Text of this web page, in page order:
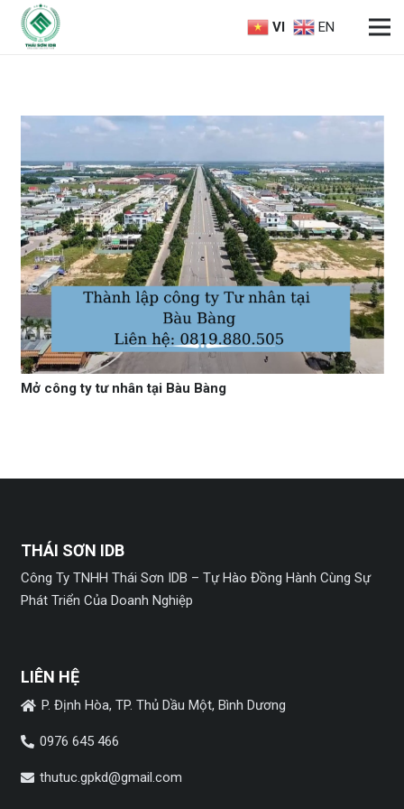
VI EN
Mở công ty tư nhân tại Bàu Bàng
THÁI SƠN IDB
Công Ty TNHH Thái Sơn IDB – Tự Hào Đồng Hành Cùng Sự
Phát Triển Của Doanh Nghiệp
LIÊN HỆ
P. Định Hòa, TP. Thủ Dầu Một, Bình Dương
0976 645 466
thutuc.gpkd@gmail.com